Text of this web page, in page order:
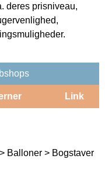
deres prisniveau,
Link
Balloner > Bogstaver